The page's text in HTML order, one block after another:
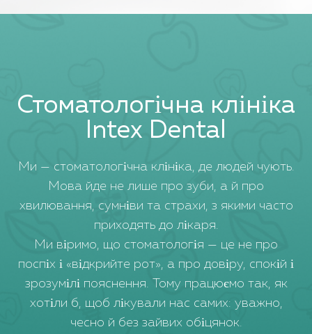
Стоматологічна клініка
Intex Dental
Ми — стоматологічна клініка, де людей чують.
Мова йде не лише про зуби, а й про
хвилювання, сумніви та страхи, з якими часто
приходять до лікаря.
Ми віримо, що стоматологія — це не про
поспіх і «відкрийте рот», а про довіру, спокій і
зрозумілі пояснення. Тому працюємо так, як
хотіли б, щоб лікували нас самих: уважно,
чесно й без зайвих обіцянок.